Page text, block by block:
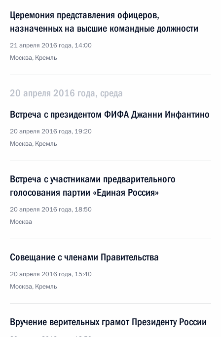
Церемония представления офицеров,
назначенных на высшие командные должности
21 апреля 2016 года, 14:00
Москва, Кремль
20 апреля 2016 года, среда
Встреча с президентом ФИФА Джанни Инфантино
20 апреля 2016 года, 19:20
Москва, Кремль
Встреча с участниками предварительного
голосования партии «Единая Россия»
20 апреля 2016 года, 18:50
Москва
Совещание с членами Правительства
20 апреля 2016 года, 15:40
Москва, Кремль
Вручение верительных грамот Президенту России